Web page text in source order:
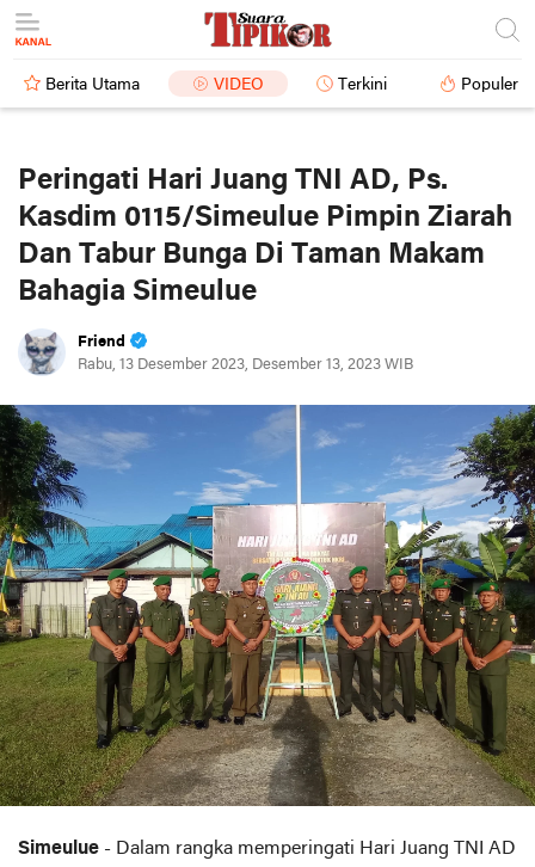
Berita Utama VIDEO Terkini Populer
Peringati Hari Juang TNI AD, Ps.
Kasdim 0115/Simeulue Pimpin Ziarah
Dan Tabur Bunga Di Taman Makam
Bahagia Simeulue
Friend
Rabu, 13 Desember 2023, Desember 13, 2023 WIB
Simeulue - Dalam rangka memperingati Hari Juang TNI AD